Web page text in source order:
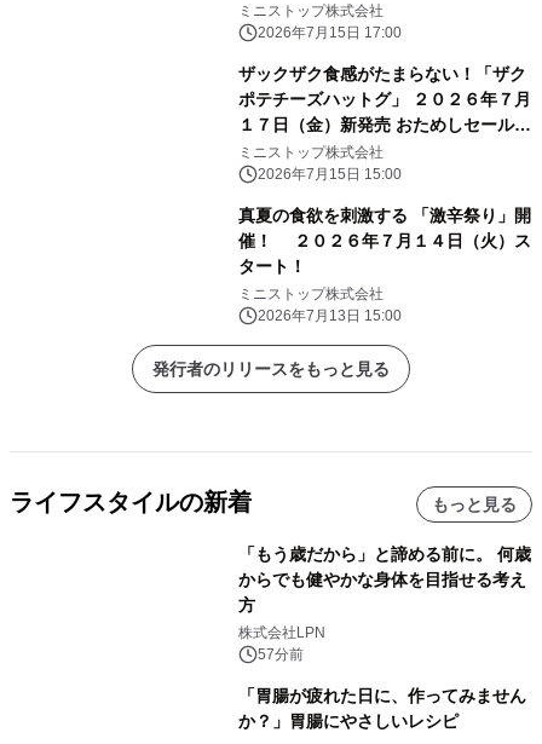
ミニストップ株式会社
2026年7月15日 17:00
ザックザク食感がたまらない！「ザク
ポテチーズハットグ」 ２０２６年７月
１７日（金）新発売 おためしセール７
日間 ミニストップ予定本体価格から
２０円引き！
ミニストップ株式会社
2026年7月15日 15:00
真夏の食欲を刺激する 「激辛祭り」開
催！ ２０２６年７月１４日（火）ス
タート！
ミニストップ株式会社
2026年7月13日 15:00
発行者のリリースをもっと見る
ライフスタイルの新着 もっと見る
「もう歳だから」と諦める前に。 何歳
からでも健やかな身体を目指せる考え
方
株式会社LPN
57分前
「胃腸が疲れた日に、作ってみません
か？」胃腸にやさしいレシピ